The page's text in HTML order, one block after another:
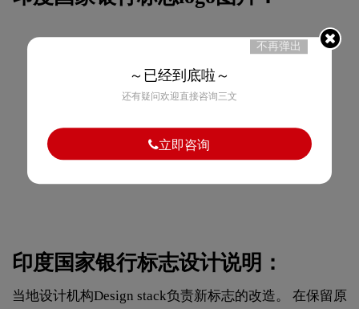
印度国家银行标志设计说明：
当地设计机构Design stack负责新标志的改造。 在保留原
不再弹出
～已经到底啦～
还有疑问欢迎直接咨询三文
立即咨询